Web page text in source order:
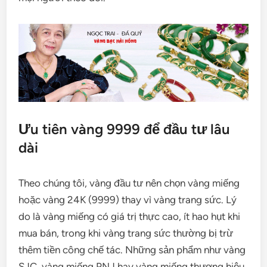
Ưu tiên vàng 9999 để đầu tư lâu
dài
Theo chúng tôi, vàng đầu tư nên chọn vàng miếng
hoặc vàng 24K (9999) thay vì vàng trang sức. Lý
do là vàng miếng có giá trị thực cao, ít hao hụt khi
mua bán, trong khi vàng trang sức thường bị trừ
thêm tiền công chế tác. Những sản phẩm như vàng